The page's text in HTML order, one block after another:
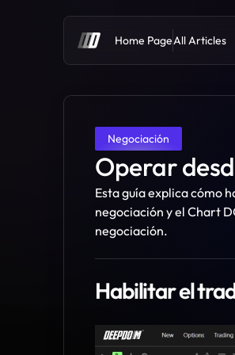
Home PageAll Articles
Negociación
Operar
Esta guía explica cómo
negociación y el Chart
negociación.
Habilitar el